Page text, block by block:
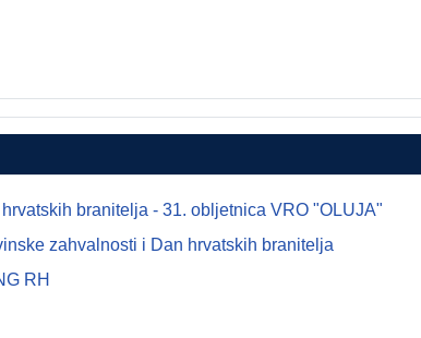
branitelja - 31. obljetnica VRO "OLUJA"
zahvalnosti i Dan hrvatskih branitelja
RH